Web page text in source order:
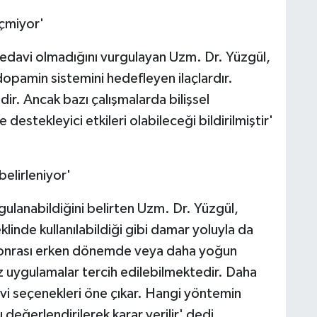
olmadığını vurgulayan Uzm. Dr. Yüzgül,
sistemini hedefleyen ilaçlardır.
Ancak bazı çalışmalarda bilişsel
destekleyici etkileri olabileceği bildirilmiştir'
belirten Uzm. Dr. Yüzgül,
kullanılabildiği gibi damar yoluyla da
erken dönemde veya daha yoğun
tercih edilebilmektedir. Daha
seçenekleri öne çıkar. Hangi yöntemin